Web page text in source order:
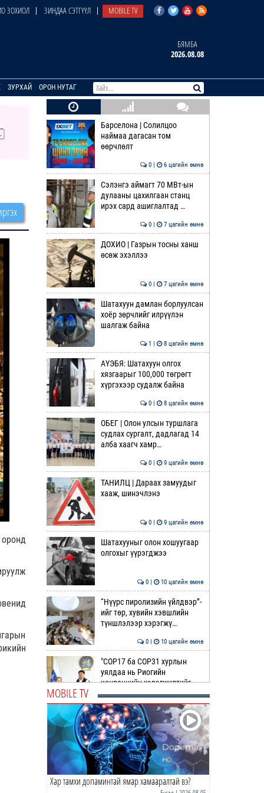
ЗОХИОЛ ЗИНДАА СЭТГҮҮЛ MOBILE TV
БЯМБА
2026.08.08
ЗУРХАЙ ОРОН НУТАГ
Барселона | Солилцоо
наймаа дагасан том
өөрчлөлт
0 | 6 цагийн өмнө
Сэлэнгэ аймагт 70 МВт-ын
дулааны цахилгаан станц
ирэх сард ашиглалтад …
0 | 7 цагийн өмнө
ДОХИО | Газрын тосны ханш
өсөж эхэллээ
0 | 7 цагийн өмнө
Шатахуун дамлан борлуулсан
хоёр зөрчлийг илрүүлэн
шалгаж байна
1 | 8 цагийн өмнө
АҮЭБЯ: Шатахуун олгох
хязгаарыг 100,000 төгрөгт
хүргэхээр судалж байна
0 | 8 цагийн өмнө
ОБЕГ | Олон улсын туршлага
судлах сургалт, дадлагад 14
алба хаагч хамр…
0 | 9 цагийн өмнө
ТАНИЛЦ | Дараах замуудыг
хааж, шинэчлэнэ
0 | 9 цагийн өмнө
Шатахууныг олон хошуугаар
олгохыг үүрэгджээ
0 | 10 цагийн өмнө
“Нүүрс пиролизийн үйлдвэр”-
ийг төр, хувийн хэвшлийн
түншлэлээр хэрэгжү…
0 | 10 цагийн өмнө
"COP17 ба COP31 хурлын
уялдаа нь Риогийн
конвенцийн хэрэгжилтийг
ахиул…
Монгол төрийн парадокс нь
шатахуун
0 | 11 цагийн өмнө
Б.Пүрэвдагва: Найман
MOBILE TV
Хар тамхи допаминтай ямар хамааралтай вэ?